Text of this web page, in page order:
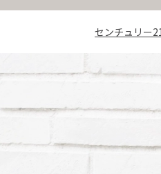
センチュリー